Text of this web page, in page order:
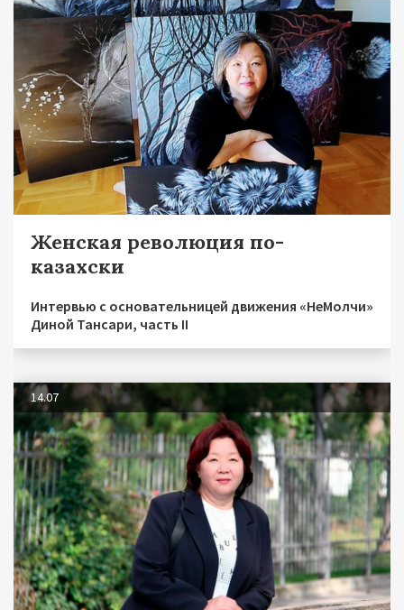
Женская революция по-
казахски
Интервью с основательницей движения «НеМолчи»
Диной Тансари, часть II
14.07